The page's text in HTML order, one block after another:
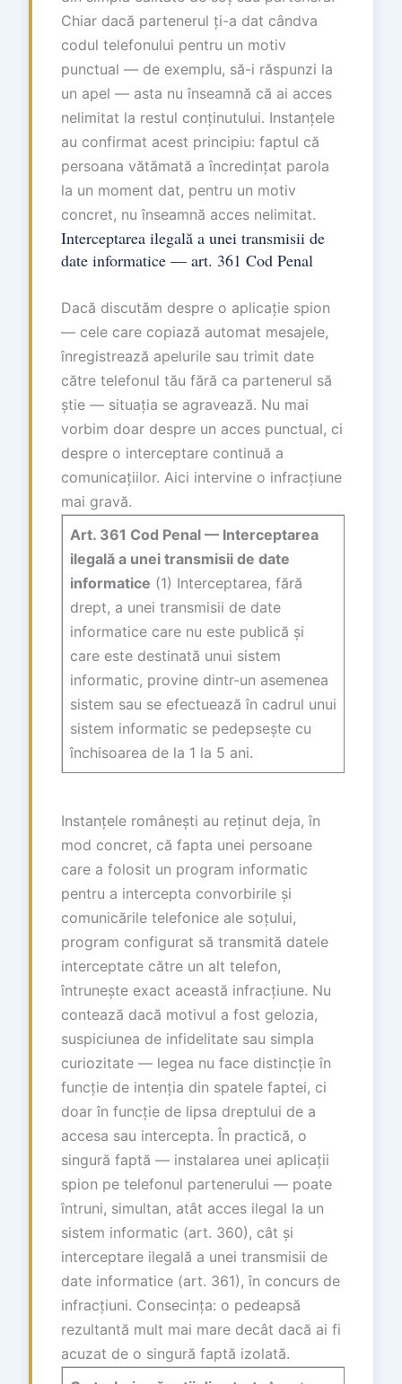
Chiar dacă partenerul ți-a dat cândva
codul telefonului pentru un motiv
punctual — de exemplu, să-i răspunzi la
un apel — asta nu înseamnă că ai acces
nelimitat la restul conținutului. Instanțele
au confirmat acest principiu: faptul că
persoana vătămată a încredințat parola
la un moment dat, pentru un motiv
concret, nu înseamnă acces nelimitat.
Interceptarea ilegală a unei transmisii de
date informatice — art. 361 Cod Penal
Dacă discutăm despre o aplicație spion
— cele care copiază automat mesajele,
înregistrează apelurile sau trimit date
către telefonul tău fără ca partenerul să
știe — situația se agravează. Nu mai
vorbim doar despre un acces punctual, ci
despre o interceptare continuă a
comunicațiilor. Aici intervine o infracțiune
mai gravă.
Art. 361 Cod Penal — Interceptarea
ilegală a unei transmisii de date
informatice (1) Interceptarea, fără
drept, a unei transmisii de date
informatice care nu este publică și
care este destinată unui sistem
informatic, provine dintr-un asemenea
sistem sau se efectuează în cadrul unui
sistem informatic se pedepsește cu
închisoarea de la 1 la 5 ani.
Instanțele românești au reținut deja, în
mod concret, că fapta unei persoane
care a folosit un program informatic
pentru a intercepta convorbirile și
comunicările telefonice ale soțului,
program configurat să transmită datele
interceptate către un alt telefon,
întrunește exact această infracțiune. Nu
contează dacă motivul a fost gelozia,
suspiciunea de infidelitate sau simpla
curiozitate — legea nu face distincție în
funcție de intenția din spatele faptei, ci
doar în funcție de lipsa dreptului de a
accesa sau intercepta. În practică, o
singură faptă — instalarea unei aplicații
spion pe telefonul partenerului — poate
întruni, simultan, atât acces ilegal la un
sistem informatic (art. 360), cât și
interceptare ilegală a unei transmisii de
date informatice (art. 361), în concurs de
infracțiuni. Consecința: o pedeapsă
rezultantă mult mai mare decât dacă ai fi
acuzat de o singură faptă izolată.